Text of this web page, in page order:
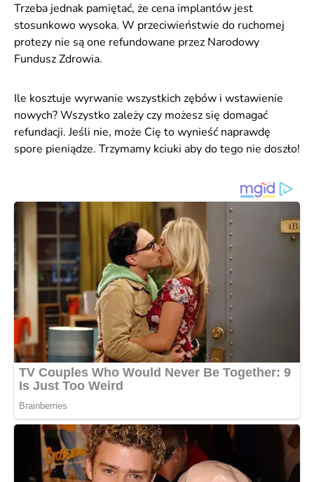
Trzeba jednak pamiętać, że cena implantów jest
stosunkowo wysoka. W przeciwieństwie do ruchomej
protezy nie są one refundowane przez Narodowy
Fundusz Zdrowia.
Ile kosztuje wyrwanie wszystkich zębów i wstawienie
nowych? Wszystko zależy czy możesz się domagać
refundacji. Jeśli nie, może Cię to wynieść naprawdę
spore pieniądze. Trzymamy kciuki aby do tego nie doszło!